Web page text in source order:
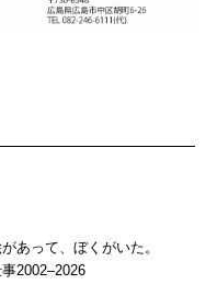
あって、ぼくがいた。
2002–2026